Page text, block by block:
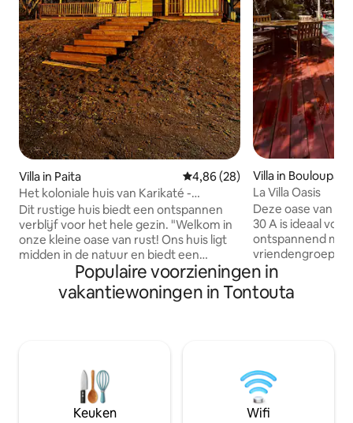
Villa in Paita Gemiddelde beoordeling van
4,86 (28)
Het koloniale huis van Karikaté -
Toegang tot de zee!
Dit rustige huis biedt een ontspannen
verblijf voor het hele gezin. "Welkom in
onze kleine oase van rust! Ons huis ligt
midden in de natuur en biedt een
adembenemend uitzicht op zee
(toegang tot het strand), een rustige
omgeving en het originele gezelschap
dankjewel. Mogelijkheid om ontbijt te
laten bezorgen. Volledig uitgeruste
keuken, kleine barbecueplaats!
Villa in Bouloupari
La Villa Oasis
Deze oase van
30 A is ideaal
ontspannend
comfortabel
Buiten nodigt
terras
game arcade
en boeken
entertainment
Populaire voorzieningen in
vakantiewoningen in Tontouta
Keuken Wifi